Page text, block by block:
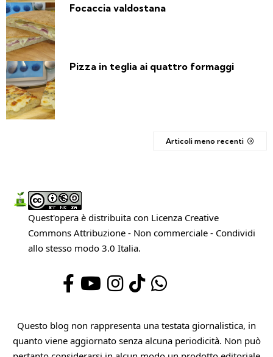
Focaccia valdostana
Pizza in teglia ai quattro formaggi
Articoli meno recenti
Quest'opera è distribuita con Licenza Creative
Commons Attribuzione - Non commerciale - Condividi
allo stesso modo 3.0 Italia.
Questo blog non rappresenta una testata giornalistica, in
quanto viene aggiornato senza alcuna periodicità. Non può